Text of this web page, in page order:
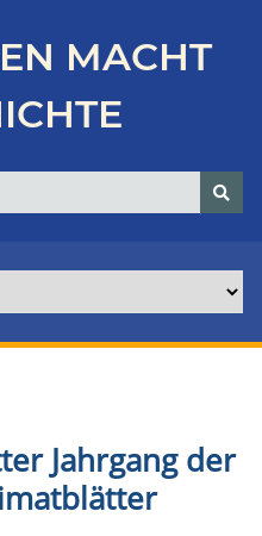
MACHT
Jahrgang der